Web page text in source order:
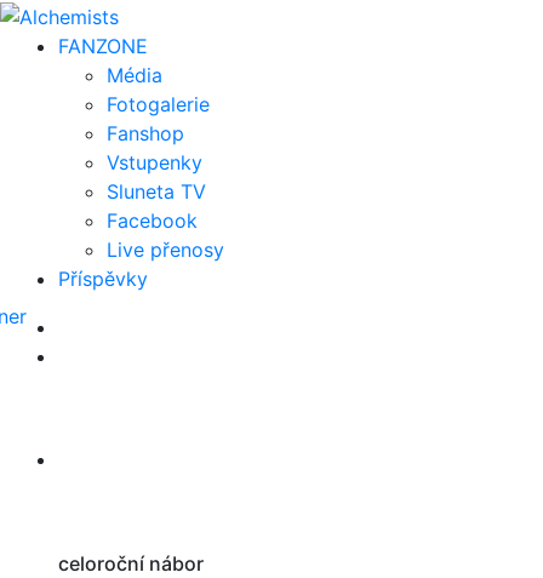
FANZONE
Média
Fotogalerie
Fanshop
Vstupenky
Sluneta TV
Facebook
Live přenosy
Příspěvky
celoroční nábor